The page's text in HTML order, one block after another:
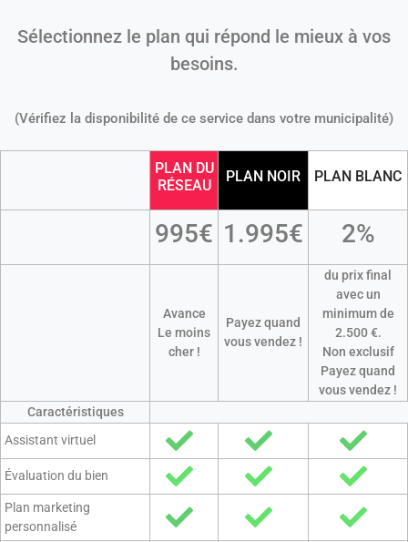
Sélectionnez le plan qui répond le mieux à vos
besoins.
(Vérifiez la disponibilité de ce service dans votre municipalité)
PLAN DU
RÉSEAU
PLAN NOIR PLAN BLANC
995€ 1.995€ 2%
Avance
Le moins
cher !
Payez quand
vous vendez !
du prix final
avec un
minimum de
2.500 €.
Non exclusif
Payez quand
vous vendez !
Caractéristiques
Assistant virtuel
Évaluation du bien
Plan marketing
personnalisé